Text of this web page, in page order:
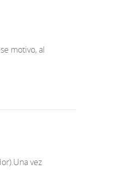
motivo, al
vez